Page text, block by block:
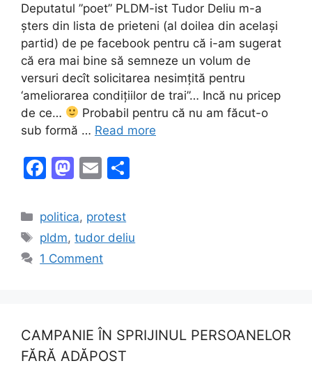
Deputatul ”poet” PLDM-ist Tudor Deliu m-a
șters din lista de prieteni (al doilea din același
partid) de pe facebook pentru că i-am sugerat
că era mai bine să semneze un volum de
versuri decît solicitarea nesimțită pentru
‘ameliorarea condițiilor de trai”… Incă nu pricep
de ce…
Probabil pentru că nu am făcut-o
sub formă … Read more
F
c
e
b
k
M
st
o
d
E
ai
l
e
Categories
politica, protest
Tags
pldm,tudor deliu
1 Comment
CAMPANIE ÎN SPRIJINUL PERSOANELOR
FĂRĂ ADĂPOST